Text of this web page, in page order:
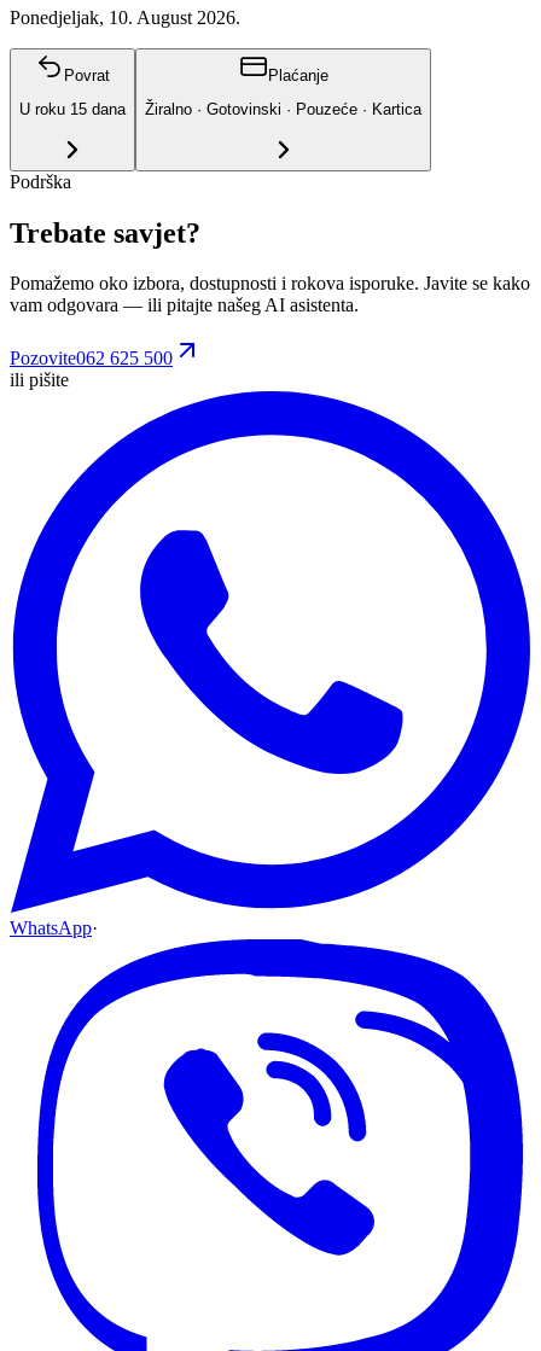
Ponedjeljak, 10. August 2026.
Povrat
U roku 15 dana
Plaćanje
Žiralno · Gotovinski · Pouzeće · Kartica
Podrška
Trebate savjet?
Pomažemo oko izbora, dostupnosti i rokova isporuke. Javite se kako
vam odgovara — ili pitajte našeg AI asistenta.
Pozovite062 625 500
ili pišite
WhatsApp·